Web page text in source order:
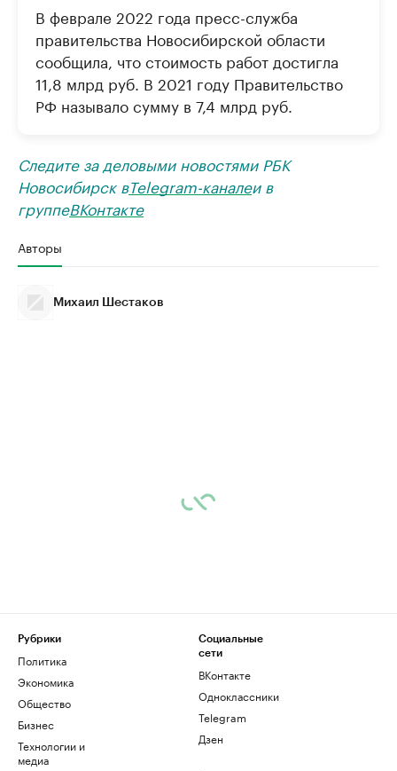
В феврале 2022 года пресс-служба
правительства Новосибирской области
сообщила, что стоимость работ достигла
11,8 млрд руб. В 2021 году Правительство
РФ называло сумму в 7,4 млрд руб.
Следите за деловыми новостями РБК
Новосибирск вTelegram-каналеи в
группеВКонтакте
Авторы
Михаил Шестаков
Рубрики
Политика
Экономика
Общество
Бизнес
Технологии и
медиа
Социальные
сети
ВКонтакте
Одноклассники
Telegram
Дзен